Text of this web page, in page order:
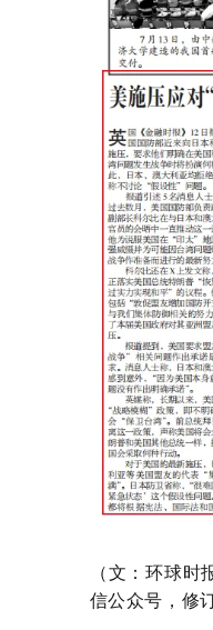
（文：环球
信公众号，修